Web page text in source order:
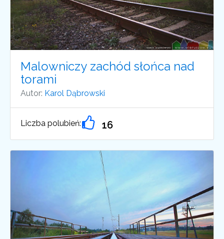
Malowniczy zachód słońca nad
torami
Autor: Karol Dąbrowski
Liczba polubień: 16